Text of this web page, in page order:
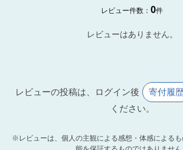
レビュー件数：0件
レビューはありません。
レビューの投稿は、ログイン後 寄付履
ください。
※レビューは、個人の主観による感想・体感による